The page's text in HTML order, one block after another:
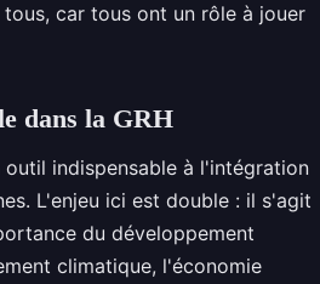
car tous ont un rôle à jouer
dans la GRH
outil indispensable à l'intégration
L'enjeu ici est double : il s'agit
du développement
climatique, l'économie